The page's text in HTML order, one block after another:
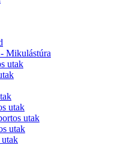
Mikulástúra
utak
utak
utak
utak